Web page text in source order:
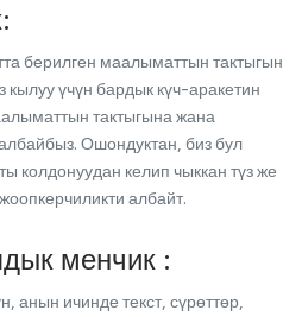
берилген маалыматтын тактыгын
үчүн бардык күч-аракетин
тактыгына жана
Ошондуктан, биз бул
колдонуудан келип чыккан түз же
албайт.
менчик :
анын ичинде текст, сүрөттөр,